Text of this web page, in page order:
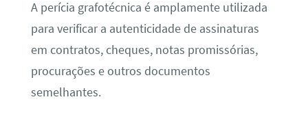
A perícia grafotécnica é amplamente utilizada
para verificar a autenticidade de assinaturas
em contratos, cheques, notas promissórias,
procurações e outros documentos
semelhantes.